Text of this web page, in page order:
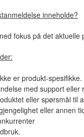
inneholde?
fokus på det aktuelle
er produkt-spesifikke.
med support eller
eller spørsmål til
eller annen